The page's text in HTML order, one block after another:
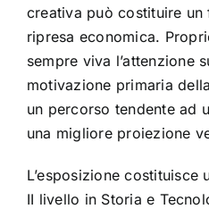
creativa può costituire
ripresa economica.
sempre viva l’attenzione
motivazione primaria
un percorso tendente ad
una migliore proiezione
L’esposizione costituisce
II livello in Storia e